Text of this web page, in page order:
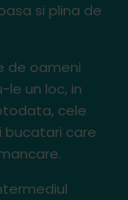
si plina de
de oameni
un loc, in
cele
bucatari care